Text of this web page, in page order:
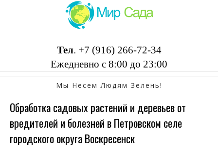
Тел. +7 (916) 266-72-34
Ежедневно с 8:00 до 23:00
Мы Несем Людям Зелень!
Обработка садовых растений и деревьев от
вредителей и болезней в Петровском селе
городского округа Воскресенск